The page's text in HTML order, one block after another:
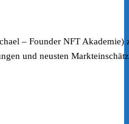
– Founder NFT Akademie)
und neusten